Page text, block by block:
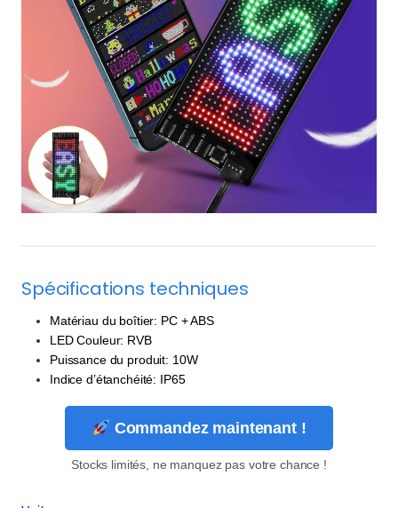
Spécifications techniques
Matériau du boîtier: PC + ABS
LED Couleur: RVB
Puissance du produit: 10W
Indice d’étanchéité: IP65
Commandez maintenant !
Stocks limités, ne manquez pas votre chance !